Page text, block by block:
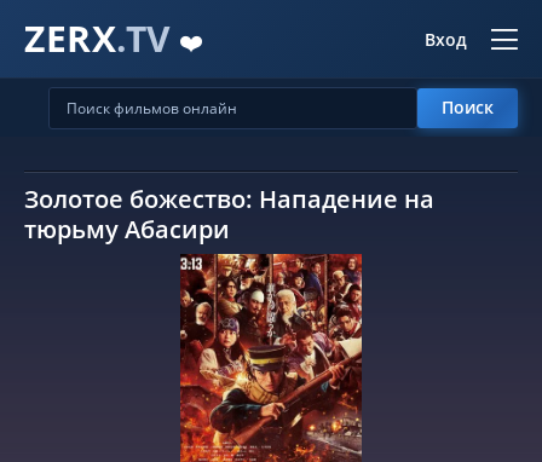
ZERX.TV ❤️ Вход
Поиск
Золотое божество: Нападение на
тюрьму Абасири
СМОТРЕТЬ ОНЛАЙН